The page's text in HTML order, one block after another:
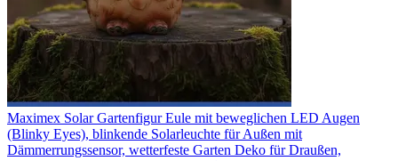
Maximex Solar Gartenfigur Eule mit beweglichen LED Augen
(Blinky Eyes), blinkende Solarleuchte für Außen mit
Dämmerrungssensor, wetterfeste Garten Deko für Draußen,